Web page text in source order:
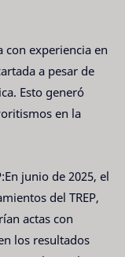
con experiencia en
a pesar de
Esto generó
en la
junio de 2025, el
del TREP,
actas con
los resultados